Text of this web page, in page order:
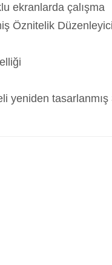
ekranlarda çalışma
Öznitelik
yeniden